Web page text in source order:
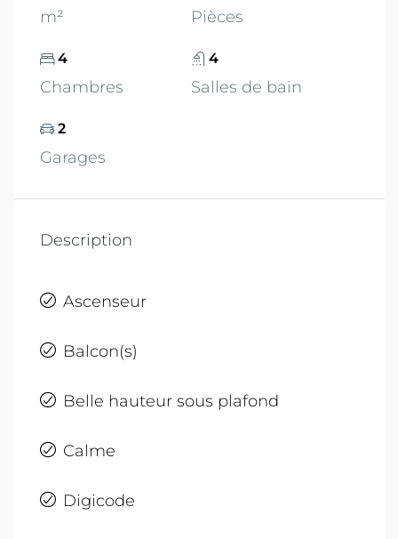
m² Pièces
4
Chambres
4
Salles de bain
2
Garages
Description
Ascenseur
Balcon(s)
Belle hauteur sous plafond
Calme
Digicode